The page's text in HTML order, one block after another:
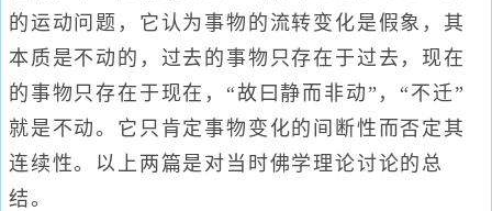
的运动问题，它认为事物的流转变化是假象，其
本质是不动的，过去的事物只存在于过去，现在
的事物只存在于现在，“故曰静而非动”，“不迁”
就是不动。它只肯定事物变化的间断性而否定其
连续性。以上两篇是对当时佛学理论讨论的总
结。